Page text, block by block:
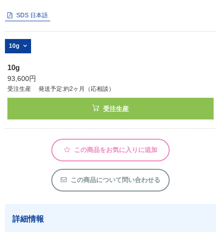
CAS番号で検索
商品分類
形状詳細
SDS 日本語
10g
10g
93,600円
受注生産 発送予定:約2ヶ月（応相談）
受注生産
この商品をお気に入りに追加
この商品について問い合わせる
詳細情報